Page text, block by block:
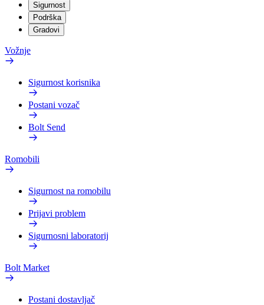
Sigurnost
Podrška
Gradovi
Vožnje
Sigurnost korisnika
Postani vozač
Bolt Send
Romobili
Sigurnost na romobilu
Prijavi problem
Sigurnosni laboratorij
Bolt Market
Postani dostavljač